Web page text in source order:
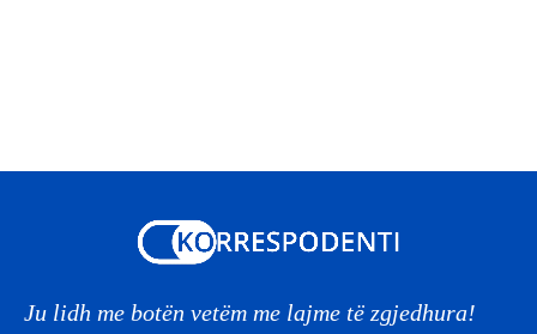
Ju lidh me botën vetëm me lajme të zgjedhura!